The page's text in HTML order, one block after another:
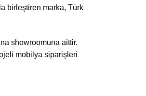
birleştiren marka, Türk
showroomuna aittir.
mobilya siparişleri